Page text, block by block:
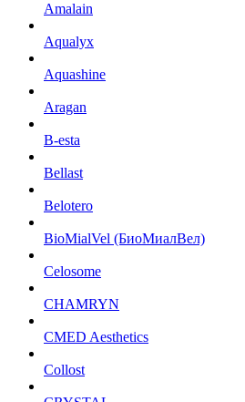
Amalain
Aqualyx
Aquashine
Aragan
B-esta
Bellast
Belotero
BioMialVel (БиоМиалВел)
Celosome
CHAMRYN
CMED Aesthetics
Collost